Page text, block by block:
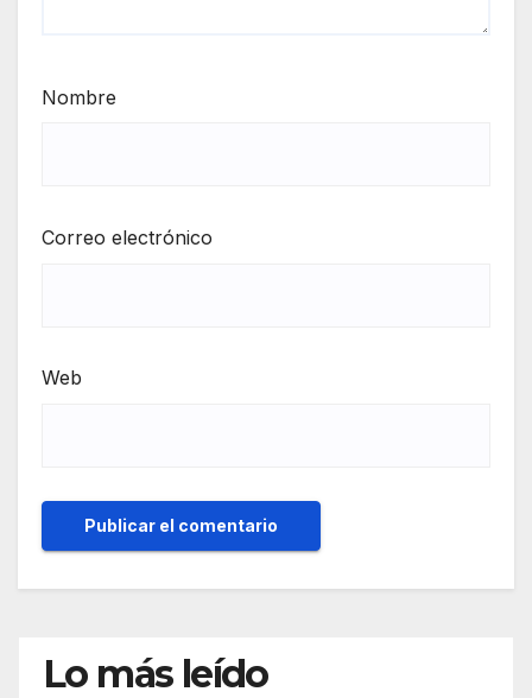
Nombre
Correo electrónico
Web
Lo más leído